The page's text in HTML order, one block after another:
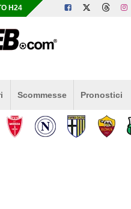
H24
Scommesse Pronostici